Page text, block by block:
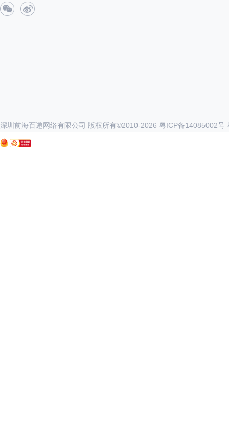
深圳前海百递网络有限公司 版权所有©2010-2026 粤ICP备14085002号